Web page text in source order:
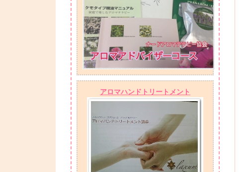
アロマハンドトリートメント